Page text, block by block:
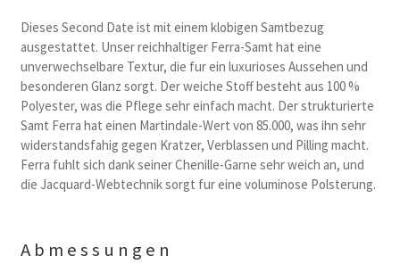
Dieses Second Date ist mit einem klobigen Samtbezug
ausgestattet. Unser reichhaltiger Ferra-Samt hat eine
unverwechselbare Textur, die fur ein luxurioses Aussehen und
besonderen Glanz sorgt. Der weiche Stoff besteht aus 100 %
Polyester, was die Pflege sehr einfach macht. Der strukturierte
Samt Ferra hat einen Martindale-Wert von 85.000, was ihn sehr
widerstandsfahig gegen Kratzer, Verblassen und Pilling macht.
Ferra fuhlt sich dank seiner Chenille-Garne sehr weich an, und
die Jacquard-Webtechnik sorgt fur eine voluminose Polsterung.
Abmessungen